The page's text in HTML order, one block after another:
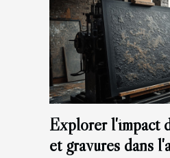
Explorer l'impact
et gravures dans